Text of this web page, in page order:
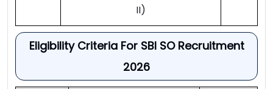
II)
Eligibility Criteria For SBI SO Recruitment
2026